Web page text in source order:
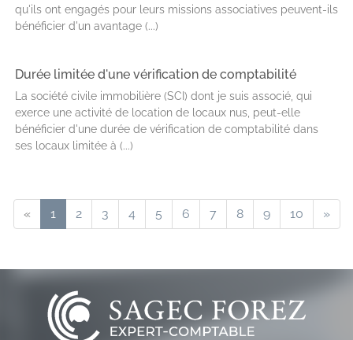
qu'ils ont engagés pour leurs missions associatives peuvent-ils
bénéficier d'un avantage (...)
Durée limitée d'une vérification de comptabilité
La société civile immobilière (SCI) dont je suis associé, qui
exerce une activité de location de locaux nus, peut-elle
bénéficier d'une durée de vérification de comptabilité dans
ses locaux limitée à (...)
« 1 2 3 4 5 6 7 8 9 10 »